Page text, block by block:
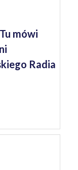
mówi
Radia